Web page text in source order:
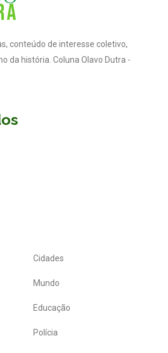
conteúdo de interesse coletivo,
da história. Coluna Olavo Dutra -
Cidades
Mundo
Educação
Polícia